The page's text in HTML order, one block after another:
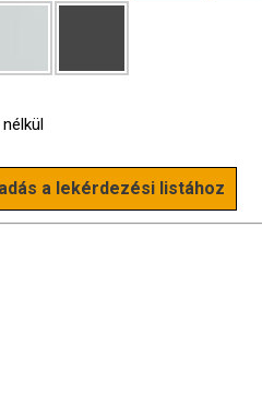
a lekérdezési listához